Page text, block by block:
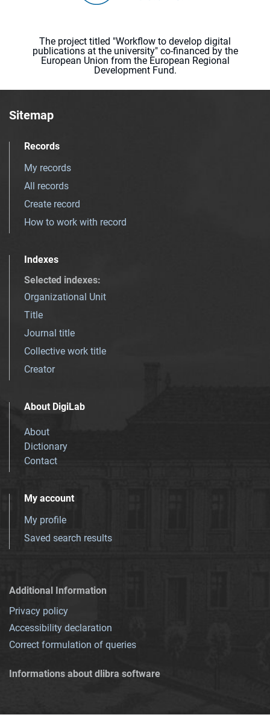
The project titled "Workflow to develop digital
publications at the university" co-financed by the
European Union from the European Regional
Development Fund.
Sitemap
Records
My records
All records
Create record
How to work with record
Indexes
Selected indexes:
Organizational Unit
Title
Journal title
Collective work title
Creator
About DigiLab
About
Dictionary
Contact
My account
My profile
Saved search results
Additional Information
Privacy policy
Accessibility declaration
Correct formulation of queries
Informations about dlibra software